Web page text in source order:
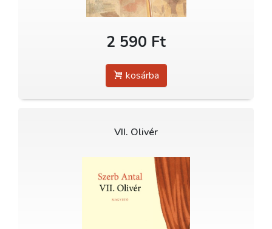
2 590 Ft
kosárba
VII. Olivér